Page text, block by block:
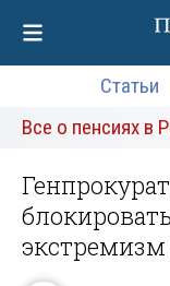
Статьи
Все о пенсиях в